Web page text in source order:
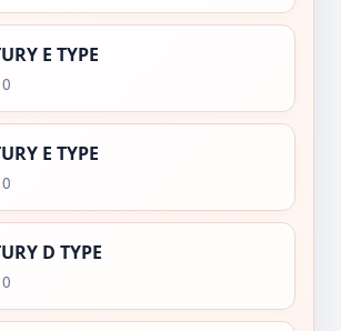
E TYPE
E TYPE
D TYPE